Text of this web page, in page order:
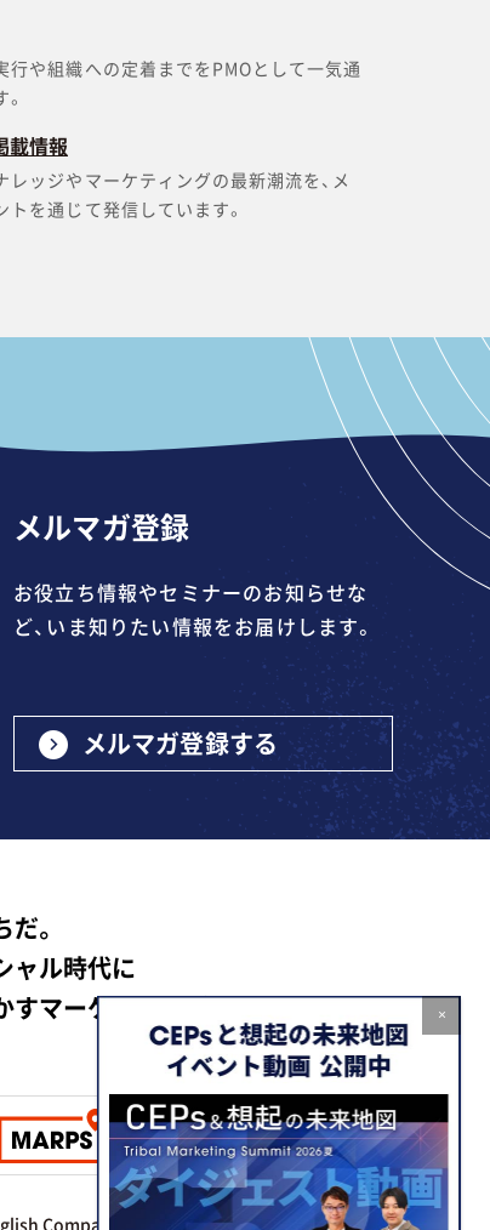
行や組織への定着までをPMOとして一気通
載情報
レッジやマーケティングの最新潮流を、メ
トを通じて発信しています。
メルマガ登録
お役立ち情報やセミナーのお知らせな
ど、いま知りたい情報をお届けします。
メルマガ登録する
だ。
ャル時代に
すマーケティング
Company Info
×